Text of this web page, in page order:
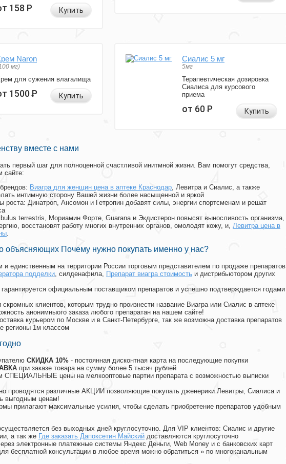
158Р Купить
Naron
мг)
для сужения влагалища
1500Р Купить
Сиалис 5 мг
5мг
Терапевтическая дозировка
Сиалиса для курсового
приема
от 60Р Купить
вместе с нами
первый шаг для полноценной счастливой инитмной жизни. Вам помогут средства,
сайте:
Виагра для женщин цена в аптеке Краснодар, Левитра и Сиалис, а также
интимную сторону Вашей жизни более насыщенной и яркой
роста: Динатроп, Ансомон и Гетропин добавят силы, энергии спортсменам и решат
terrestris, Мориамин Форте, Guarana и Экдистерон повысят выносливость организма,
восстановят работу многих внутренних органов, омолодят кожу, и, Левитра цена в
.
объясняющих Почему нужно покупать именно у нас?
единственным на территории России торговым представителем по продаже препаратов
подделки, силденафила, Препарат виагра стоимость и дистрибьютором других
гарантируется официальным поставщиком препаратов и успешно подтверждается годами
клиентов, которым трудно произнести название Виагра или Сиалис в аптеке
анонимныого заказа любого препаратан на нашем сайте!
курьером по Москве и в Санкт-Петербурге, так же возможна доставка препаратов
регионы 1м классом
СКИДКА 10% - постоянная дисконтная карта на последующие покупки
при заказе товара на сумму более 5 тысяч рублей
СПЕЦИАЛЬНЫЕ цены на мелкооптовые партии препарата с возможностью выписки
проводятся различные АКЦИИ позволяющие покупать дженерики Левитры, Сиалиса и
выгодным ценам!
прилагают максимальные усилия, чтобы сделать приобретение препаратов удобным
без выходных дней круглосуточно. Для VIP клиентов: Сиалис и другие
а так же Где заказать Дапоксетин Майский доставляются круглосуточно
электронные платежные системы Яндекс Деньги, Web Money и с банковских карт
бесплатной консультации в любое время можно обратиться » по многоканальным